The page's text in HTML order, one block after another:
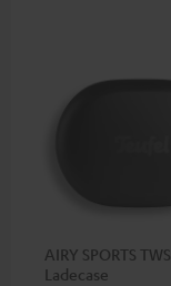
AIRY SPORTS TWS
Ladecase